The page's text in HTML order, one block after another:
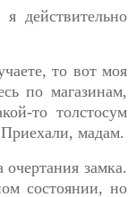
действительно
то вот моя
по магазинам,
то толстосум
мадам.
замка.
состоянии, но